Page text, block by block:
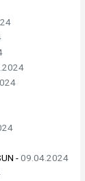
-09.04.2024